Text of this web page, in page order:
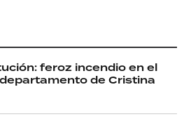
feroz incendio en el
de Cristina